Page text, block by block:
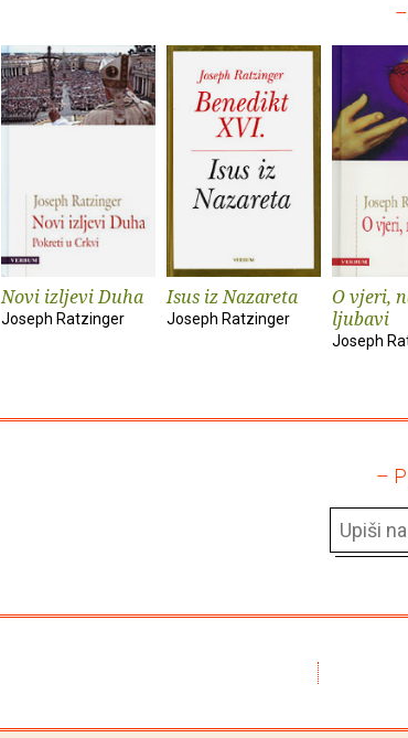
Novi izljevi Duha
Joseph Ratzinger
Isus iz Nazareta
Joseph Ratzinger
O vjeri,
ljubavi
Joseph
–